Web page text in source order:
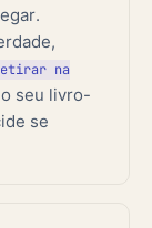
na
seu livro-
se